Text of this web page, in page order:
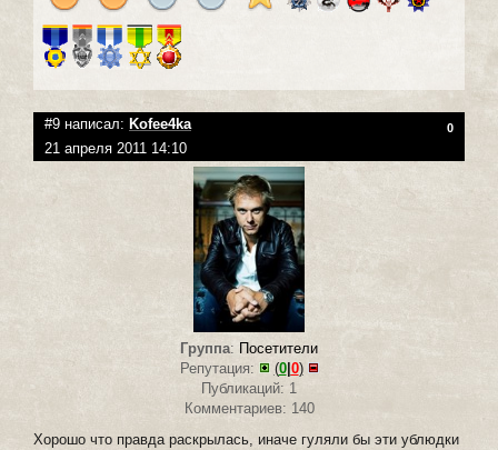
#9 написал: Kofee4ka 0
21 апреля 2011 14:10
Группа: Посетители
Репутация:
(0| 0)
Публикаций: 1
Комментариев: 140
Хорошо что правда раскрылась, иначе гуляли бы эти ублюдки